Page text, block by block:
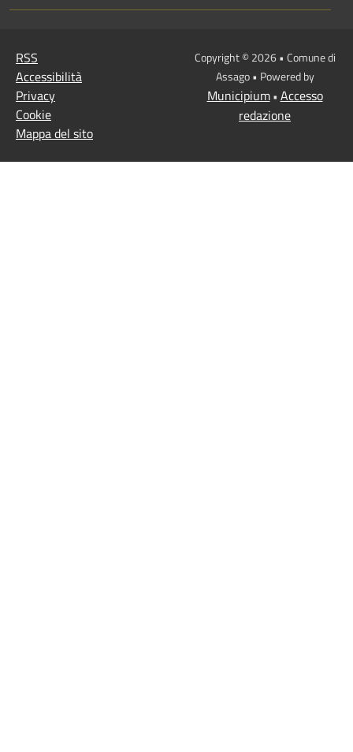
RSS
Accessibilità
Privacy
Cookie
Mappa del sito
Copyright © 2026 • Comune di
Assago • Powered by
Municipium• Accesso
redazione